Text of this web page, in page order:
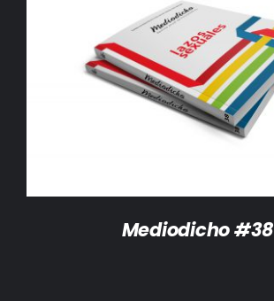
DETALLES
Mediodicho #38